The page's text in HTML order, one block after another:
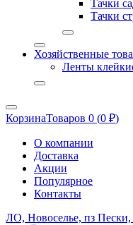
Тачки
Тачки
Хозяйственные
Ленты
КорзинаТоваров 0 (0 ₽)
О компании
Доставка
Акции
Популярное
Контакты
ЛО, Новоселье, пз Пески,